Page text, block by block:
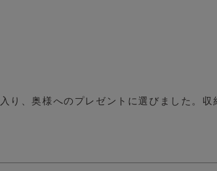
り、奥様へのプレゼントに選びました。